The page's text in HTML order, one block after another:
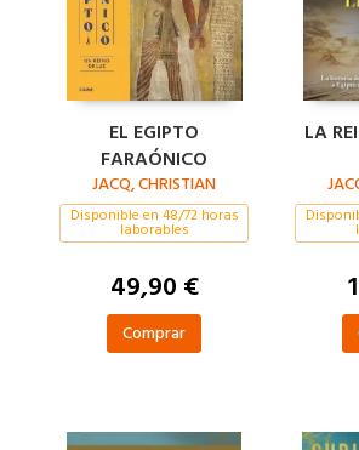
EL EGIPTO
FARAÓNICO
JACQ, CHRISTIAN
Disponible en 48/72 horas
laborables
49,90 €
Comprar
LA